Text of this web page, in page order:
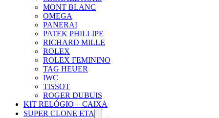
MONT BLANC
OMEGA
PANERAI
PATEK PHILLIPE
RICHARD MILLE
ROLEX
ROLEX FEMININO
TAG HEUER
IWC
TISSOT
ROGER DUBUIS
KIT RELÓGIO + CAIXA
SUPER CLONE ETA